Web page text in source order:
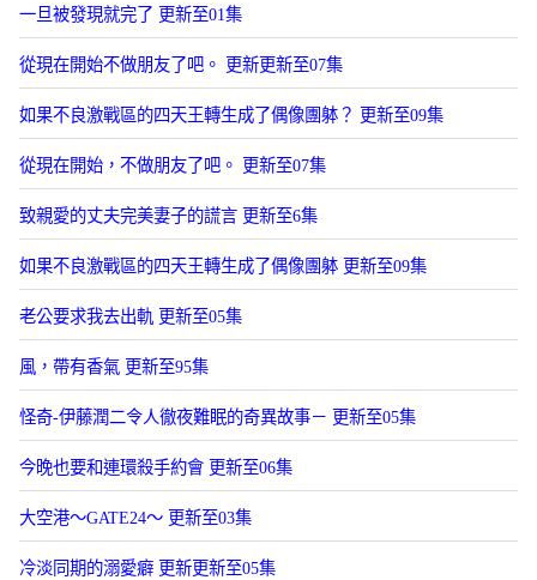
一旦被發現就完了 更新至01集
從現在開始不做朋友了吧。 更新更新至07集
如果不良激戰區的四天王轉生成了偶像團躰？ 更新至09集
從現在開始，不做朋友了吧。 更新至07集
致親愛的丈夫完美妻子的謊言 更新至6集
如果不良激戰區的四天王轉生成了偶像團躰 更新至09集
老公要求我去出軌 更新至05集
風，帶有香氣 更新至95集
怪奇-伊藤潤二令人徹夜難眠的奇異故事－ 更新至05集
今晚也要和連環殺手約會 更新至06集
大空港～GATE24～ 更新至03集
冷淡同期的溺愛癖 更新更新至05集